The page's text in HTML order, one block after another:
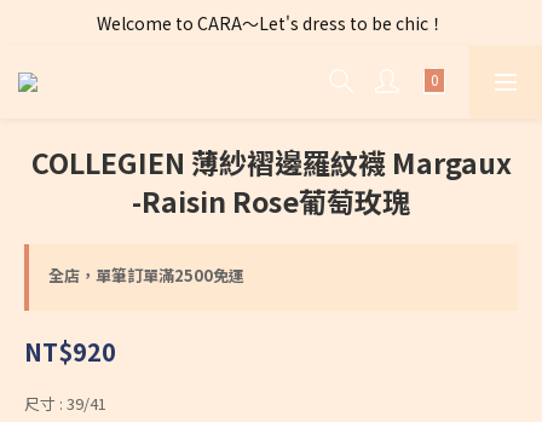
全店購物滿 $2500免運費～
Welcome to CARA～Let's dress to be chic！
全店購物滿 $2500免運費～
COLLEGIEN 薄紗褶邊羅紋襪 Margaux
-Raisin Rose葡萄玫瑰
全店，單筆訂單滿2500免運
NT$920
尺寸 : 39/41